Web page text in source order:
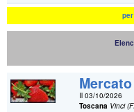
Il 03/10/2026
Toscana Vinci